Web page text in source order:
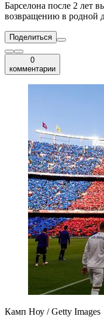
Барселона после 2 лет
возвращению в родной
Поделиться
0
комментарии
Камп Ноу / Getty Images